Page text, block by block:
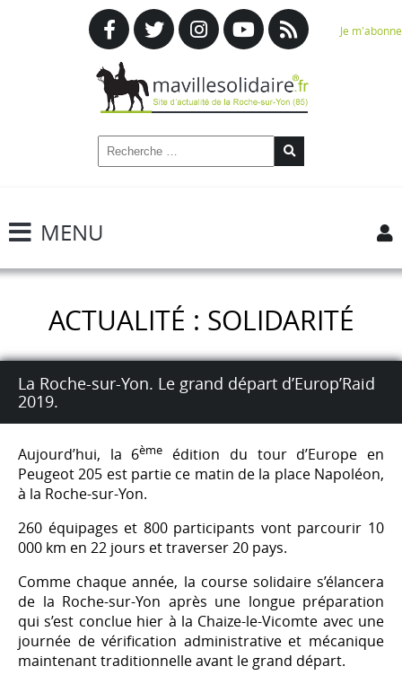
Je m'abonne
MENU
ACTUALITÉ : SOLIDARITÉ
La Roche-sur-Yon. Le grand départ d’Europ’Raid
2019.
Aujourd’hui, la 6ème
édition du tour d’Europe en
Peugeot 205 est partie ce matin de la place Napoléon,
à la Roche-sur-Yon.
260 équipages et 800 participants vont parcourir 10
000 km en 22 jours et traverser 20 pays.
Comme chaque année, la course solidaire s’élancera
de la Roche-sur-Yon après une longue préparation
qui s’est conclue hier à la Chaize-le-Vicomte avec une
journée de vérification administrative et mécanique
maintenant traditionnelle avant le grand départ.